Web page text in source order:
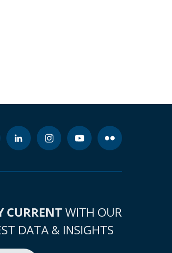
CURRENT WITH OUR
DATA & INSIGHTS